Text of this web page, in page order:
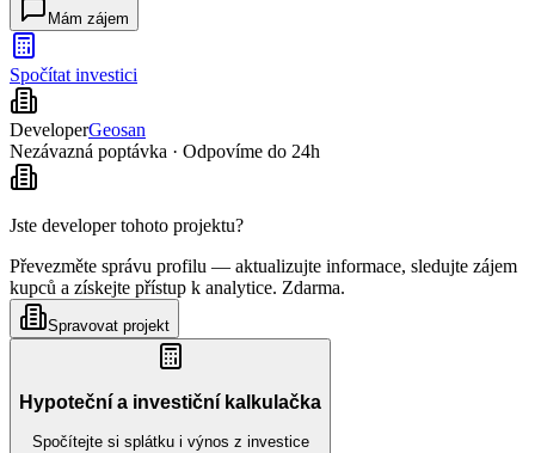
Mám zájem
Spočítat investici
DeveloperGeosan
Nezávazná poptávka · Odpovíme do 24h
Jste developer tohoto projektu?
Převezměte správu profilu — aktualizujte informace, sledujte zájem
kupců a získejte přístup k analytice. Zdarma.
Spravovat projekt
Hypoteční a investiční kalkulačka
Spočítejte si splátku i výnos z investice